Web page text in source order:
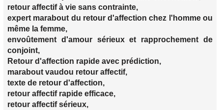
retour affectif à vie sans contrainte,
expert marabout du retour d'affection chez l'homme ou
même la femme,
envoûtement d'amour sérieux et rapprochement de
conjoint,
Retour d'affection rapide avec prédiction,
marabout vaudou retour affectif,
texte de retour d'affection,
retour affectif rapide efficace,
retour affectif sérieux,